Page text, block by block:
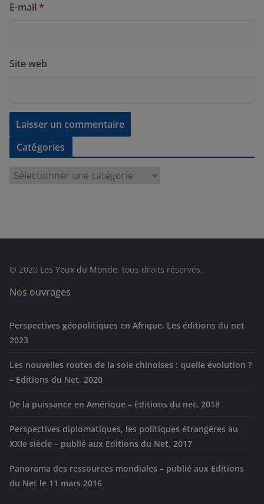
E-mail *
Site web
Catégories
e
s
© 2020 Les Yeux du Monde, tous droits réservés.
Nos ouvrages
Perspectives géopolitiques en Afrique, Les éditions du net
2023
Les nouvelles routes de la soie chinoises : quelle évolution ?
– Editions du Net, 2020
De la puissance en Amérique – Editions du net, 2018
Perspectives diplomatiques, les politiques étrangères au
XXIe siècle – publié aux Editions du Net, 2017
Panorama des ressources mondiales – publié aux Editions
du Net le 11 mars 2016